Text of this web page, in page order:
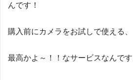
んです！
購入前にカメラをお試しで使える、
最高かよ～！！なサービスなんです